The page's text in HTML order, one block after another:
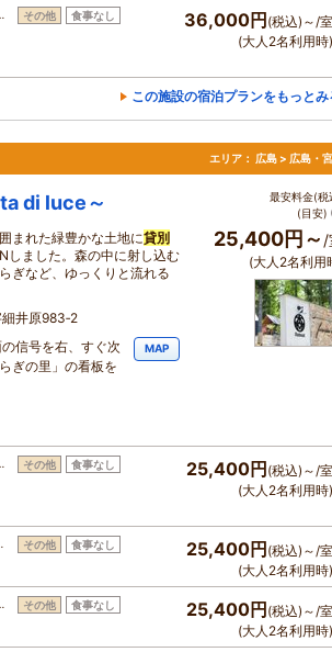
その他 食事なし 36,000円 (税込)～/室
(大人2名利用時)
この施設の宿泊プランをもっとみ
エリア： 広島 > 広島・
di luce～
まれた緑豊かな土地に貸別
しました。森の中に射し込む
ぎなど、ゆっくりと流れる
井原983‐2
信号を右、すぐ次
ぎの里」の看板を
MAP
最安料金(税
(目安)
25,400円～ /
(大人2名利用
その他 食事なし 25,400円 (税込)～/室
(大人2名利用時)
その他 食事なし 25,400円 (税込)～/室
(大人2名利用時)
その他 食事なし 25,400円 (税込)～/室
(大人2名利用時)